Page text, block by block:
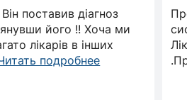
новообразований,
телеангиэктазий,
контагиозного
поставив діагноз
його !! Хоча ми
лікарів в інших
подробнее